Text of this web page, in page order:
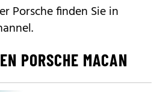
Porsche finden Sie in
.
PORSCHE MACAN